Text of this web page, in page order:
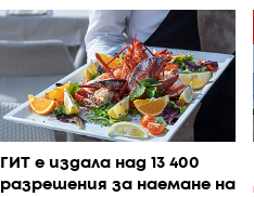
ГИТ е издала над 13 400
разрешения за наемане на